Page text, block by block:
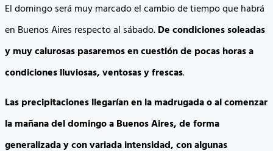
El domingo será muy marcado el cambio de tiempo que habrá
en Buenos Aires respecto al sábado.De condiciones soleadas
y muy calurosas pasaremos en cuestión de pocas horas a
condiciones lluviosas, ventosas y frescas.
Las precipitaciones llegarían en la madrugada o al comenzar
la mañana del domingo a Buenos Aires, de forma
generalizada y con variada intensidad, con algunas